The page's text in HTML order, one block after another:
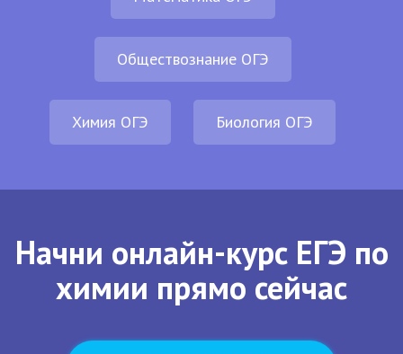
Обществознание ОГЭ
Химия ОГЭ Биология ОГЭ
Начни онлайн-курс ЕГЭ по
химии прямо сейчас